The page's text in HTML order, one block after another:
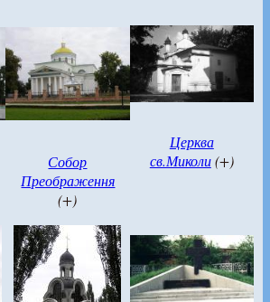
Собор
Преображення
(+)
Церква
св.Миколи(+)